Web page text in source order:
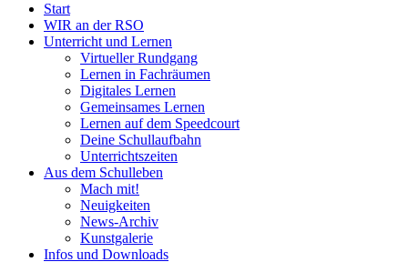
Start
WIR an der RSO
Unterricht und Lernen
Virtueller Rundgang
Lernen in Fachräumen
Digitales Lernen
Gemeinsames Lernen
Lernen auf dem Speedcourt
Deine Schullaufbahn
Unterrichtszeiten
Aus dem Schulleben
Mach mit!
Neuigkeiten
News-Archiv
Kunstgalerie
Infos und Downloads